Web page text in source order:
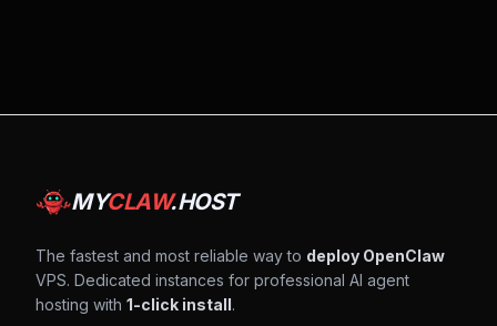
MYCLAW.HOST
The fastest and most reliable way to deploy OpenClaw
VPS. Dedicated instances for professional AI agent
hosting with 1-click install.